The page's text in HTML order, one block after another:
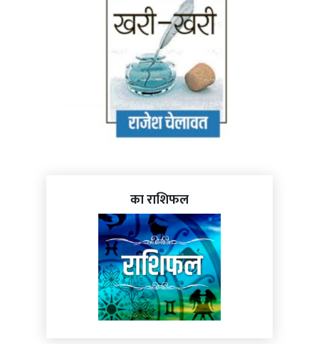
का राशिफल